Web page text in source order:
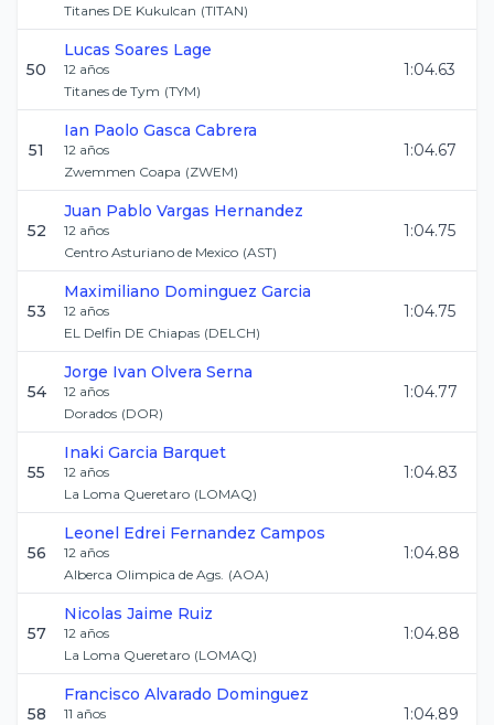
Titanes DE Kukulcan (TITAN)
50
Lucas Soares Lage
12 años
Titanes de Tym (TYM)
1:04.63
51
Ian Paolo Gasca Cabrera
12 años
Zwemmen Coapa (ZWEM)
1:04.67
52
Juan Pablo Vargas Hernandez
12 años
Centro Asturiano de Mexico (AST)
1:04.75
53
Maximiliano Dominguez Garcia
12 años
EL Delfin DE Chiapas (DELCH)
1:04.75
54
Jorge Ivan Olvera Serna
12 años
Dorados (DOR)
1:04.77
55
Inaki Garcia Barquet
12 años
La Loma Queretaro (LOMAQ)
1:04.83
56
Leonel Edrei Fernandez Campos
12 años
Alberca Olimpica de Ags. (AOA)
1:04.88
57
Nicolas Jaime Ruiz
12 años
La Loma Queretaro (LOMAQ)
1:04.88
58
Francisco Alvarado Dominguez
11 años
1:04.89